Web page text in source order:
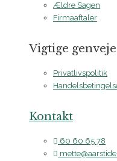
Ældre Sagen
Firmaaftaler
Vigtige genveje
Privatlivspolitik
Kontakt
60 60 65 78